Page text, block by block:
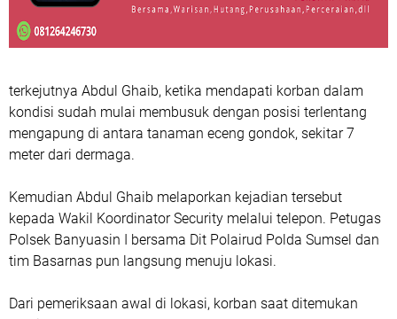
terkejutnya Abdul Ghaib, ketika mendapati korban dalam
kondisi sudah mulai membusuk dengan posisi terlentang
mengapung di antara tanaman eceng gondok, sekitar 7
meter dari dermaga.
Kemudian Abdul Ghaib melaporkan kejadian tersebut
kepada Wakil Koordinator Security melalui telepon. Petugas
Polsek Banyuasin I bersama Dit Polairud Polda Sumsel dan
tim Basarnas pun langsung menuju lokasi.
Dari pemeriksaan awal di lokasi, korban saat ditemukan